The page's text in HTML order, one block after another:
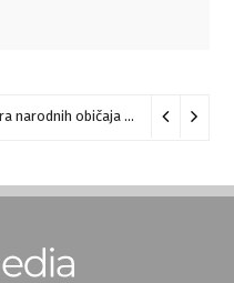
U Vražogrncu počela Smotra narodnih običaja „Vražogrnački točak“